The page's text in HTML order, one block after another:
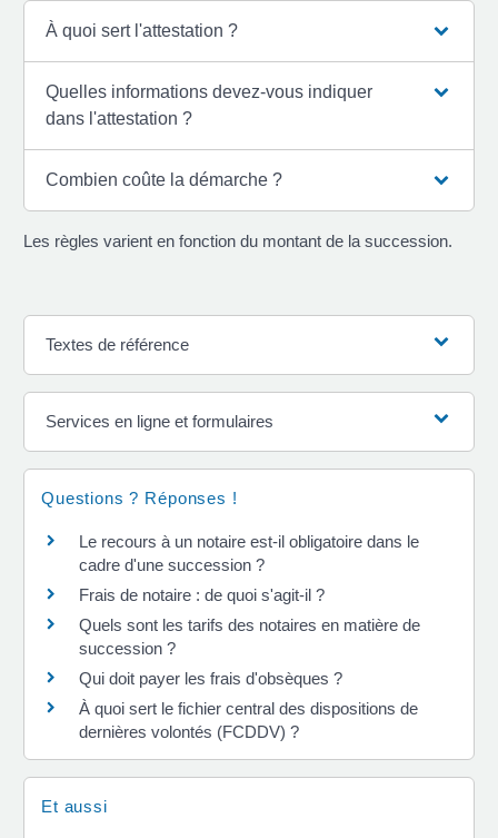
À quoi sert l'attestation ?
Quelles informations devez-vous indiquer
dans l'attestation ?
Combien coûte la démarche ?
Les règles varient en fonction du montant de la succession.
Textes de référence
Services en ligne et formulaires
Questions ? Réponses !
Le recours à un notaire est-il obligatoire dans le
cadre d'une succession ?
Frais de notaire : de quoi s'agit-il ?
Quels sont les tarifs des notaires en matière de
succession ?
Qui doit payer les frais d'obsèques ?
À quoi sert le fichier central des dispositions de
dernières volontés (FCDDV) ?
Et aussi